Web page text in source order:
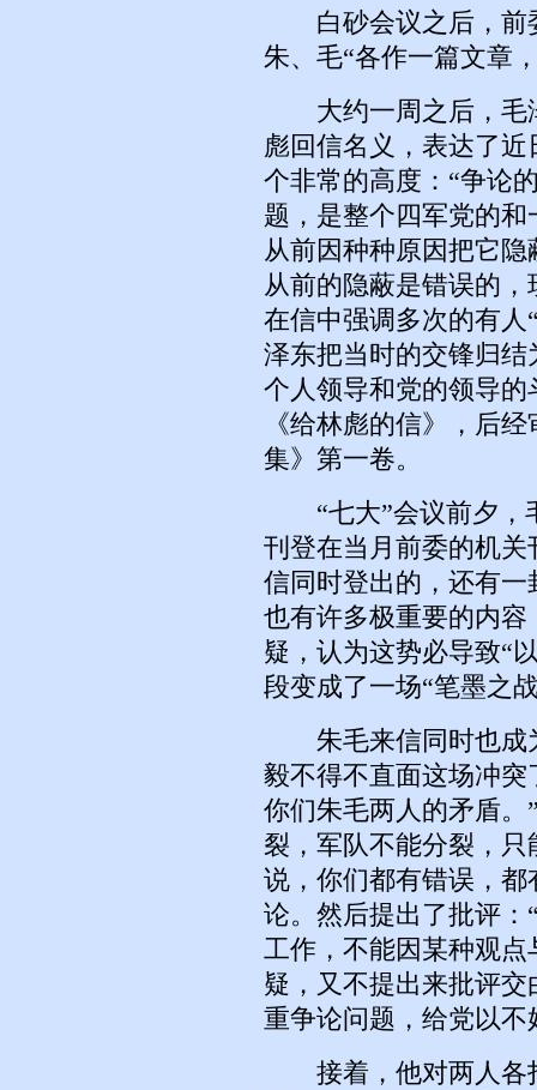
白砂会议之后，前
朱、毛“各作一篇文章
大约一周之后，毛
彪回信名义，表达了
个非常的高度：“争论
题，是整个四军党的
从前因种种原因把它
从前的隐蔽是错误的
在信中强调多次的有人
泽东把当时的交锋归
个人领导和党的领导
《给林彪的信》，后
集》第一卷。
“七大”会议前夕，
刊登在当月前委的机
信同时登出的，还有
也有许多极重要的内容
疑，认为这势必导致“
段变成了一场“笔墨之
朱毛来信同时也成
毅不得不直面这场冲
你们朱毛两人的矛盾。
裂，军队不能分裂，
说，你们都有错误，
论。然后提出了批评
工作，不能因某种观
疑，又不提出来批评
重争论问题，给党以不
接着，他对两人各